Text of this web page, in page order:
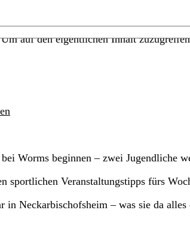
auf den eigentlichen Inhalt
Worms beginnen – zwei Jugendliche
Veranstaltungstipps fürs
Neckarbischofsheim – was sie da